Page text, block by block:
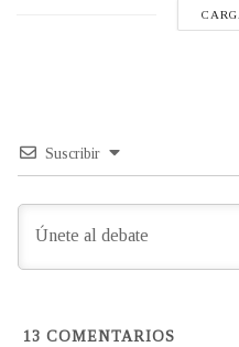
Suscribir
13 COMENTARIOS